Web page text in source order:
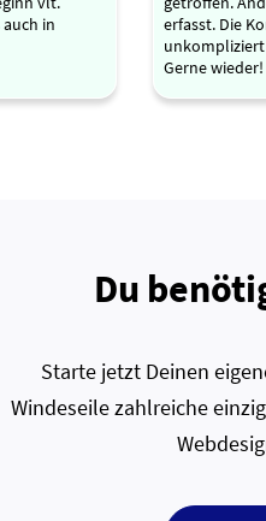
in
erfasst. Die
Gerne wieder!
Du
Starte jetzt Deinen
Windeseile zahlreiche